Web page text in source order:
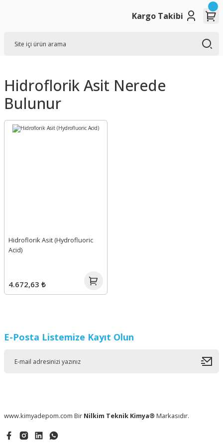
Kargo Takibi
Hidroflorik Asit Nerede
Bulunur
Hidroflorik Asit (Hydrofluoric
Acid)
4.672,63 ₺
E-Posta Listemize Kayıt Olun
www.kimyadepom.com Bir Nilkim Teknik Kimya® Markasıdır.